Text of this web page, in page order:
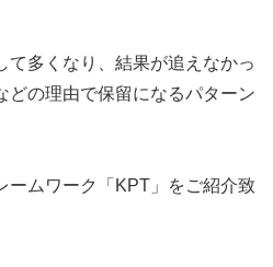
て多くなり、結果が追えなかっ
どの理由で保留になるパターン
ームワーク「KPT」をご紹介致